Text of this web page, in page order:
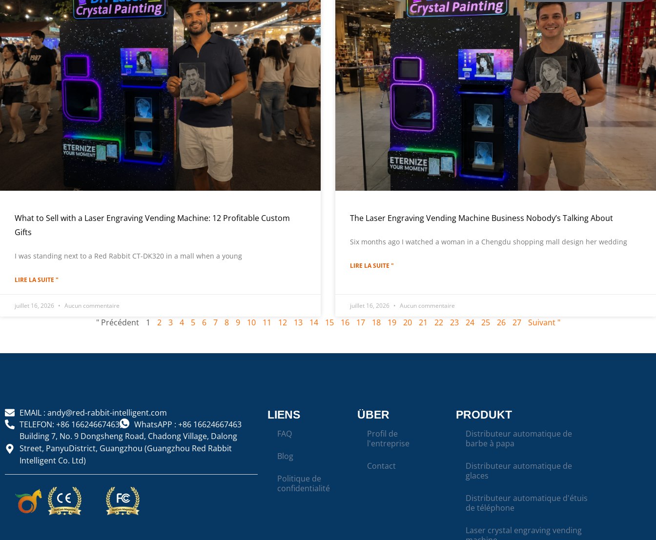
What to Sell with a Laser Engraving Vending Machine: 12 Profitable Custom
Gifts
I was standing next to a Red Rabbit CT-DK320 in a mall when a young
LIRE LA SUITE "
juillet 16, 2026 Aucun commentaire
The Laser Engraving Vending Machine Business Nobody’s Talking About
Six months ago I watched a woman in a Chengdu shopping mall design her wedding
LIRE LA SUITE "
juillet 16, 2026 Aucun commentaire
" Précédent 1 2 3 4 5 6 7 8 9 10 11 12 13 14 15 16 17 18 19 20 21 22 23 24 25 26 27 Suivant "
EMAIL : andy@red-rabbit-intelligent.com
TELEFON: +86 16624667463
WhatsAPP : +86 16624667463
Building 7, No. 9 Dongsheng Road, Chadong Village, Dalong
Street, PanyuDistrict, Guangzhou (Guangzhou Red Rabbit
Intelligent Co. Ltd)
LIENS
FAQ
Blog
Politique de
confidentialité
ÜBER
Profil de
l'entreprise
Contact
PRODUKT
Distributeur automatique de
barbe à papa
Distributeur automatique de
glaces
Distributeur automatique d'étuis
de téléphone
Laser crystal engraving vending